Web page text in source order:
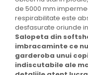
de 5000 mm
respirabilitate este
desfasurate oriunde
Salopeta din
imbracaminte ce
garderoba unui
indiscutabile ale